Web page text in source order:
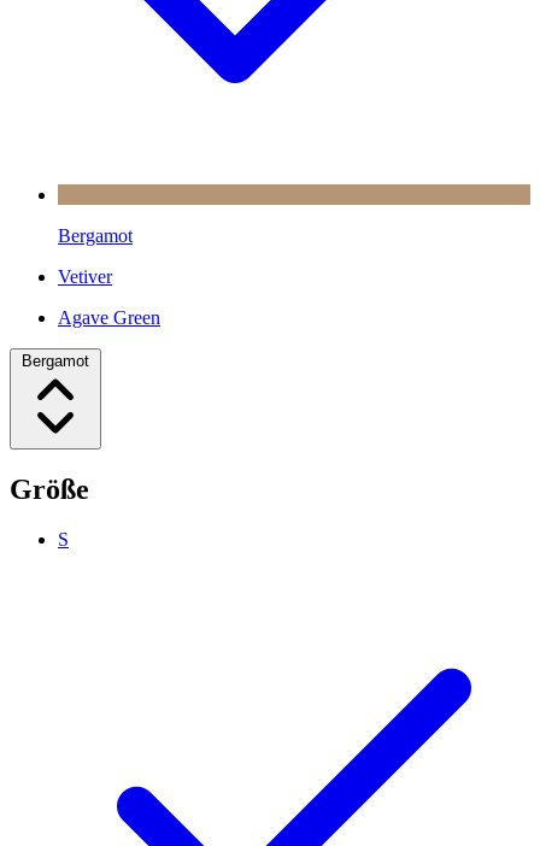
Bergamot
Vetiver
Agave Green
Bergamot
Größe
S